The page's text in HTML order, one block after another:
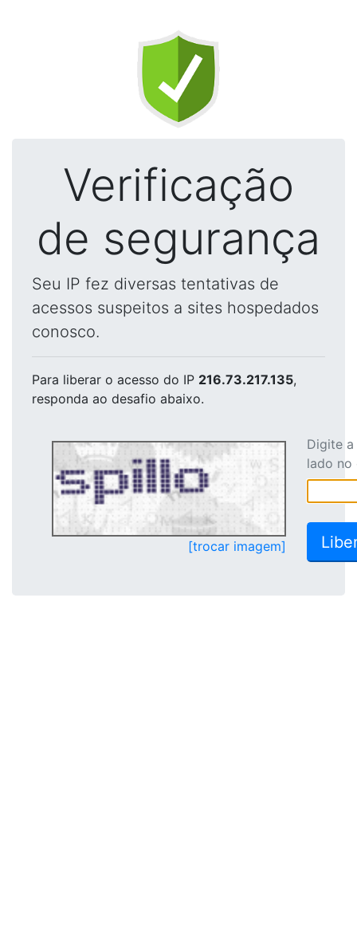
Verificação
de segurança
Seu IP fez diversas tentativas de
acessos suspeitos a sites hospedados
conosco.
Para liberar o acesso do IP 216.73.217.135,
responda ao desafio abaixo.
[trocar imagem]
Digite
lado no